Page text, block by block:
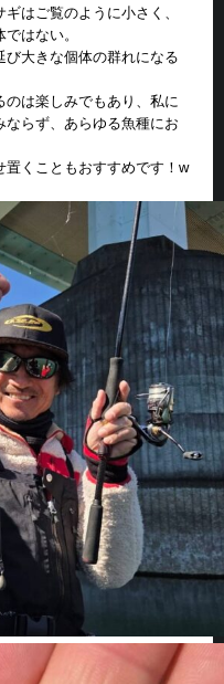
はご覧のように小さく、
はない。
び大きな個体の群れになる
は楽しみでもあり、私に
ならず、あらゆる魚種にお
くこともおすすめです！w